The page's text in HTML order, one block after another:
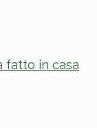
fatto in casa